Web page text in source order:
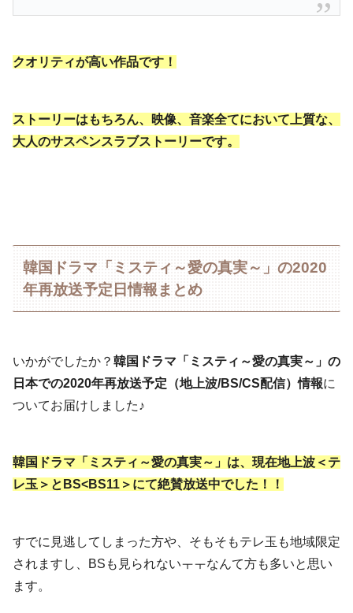
クオリティが高い作品です！
ストーリーはもちろん、映像、音楽全てにおいて上質な、
大人のサスペンスラブストーリーです。
韓国ドラマ「ミスティ～愛の真実～」の2020
年再放送予定日情報まとめ
いかがでしたか？ 韓国ドラマ「ミスティ～愛の真実～」の
日本での2020年再放送予定（地上波/BS/CS配信）情報に
ついてお届けしました♪
韓国ドラマ「ミスティ～愛の真実～」は、現在地上波＜テ
レ玉＞とBS<BS11＞にて絶賛放送中でした！！
すでに見逃してしまった方や、そもそもテレ玉も地域限定
されますし、BSも見られないㅜㅜなんて方も多いと思い
ます。